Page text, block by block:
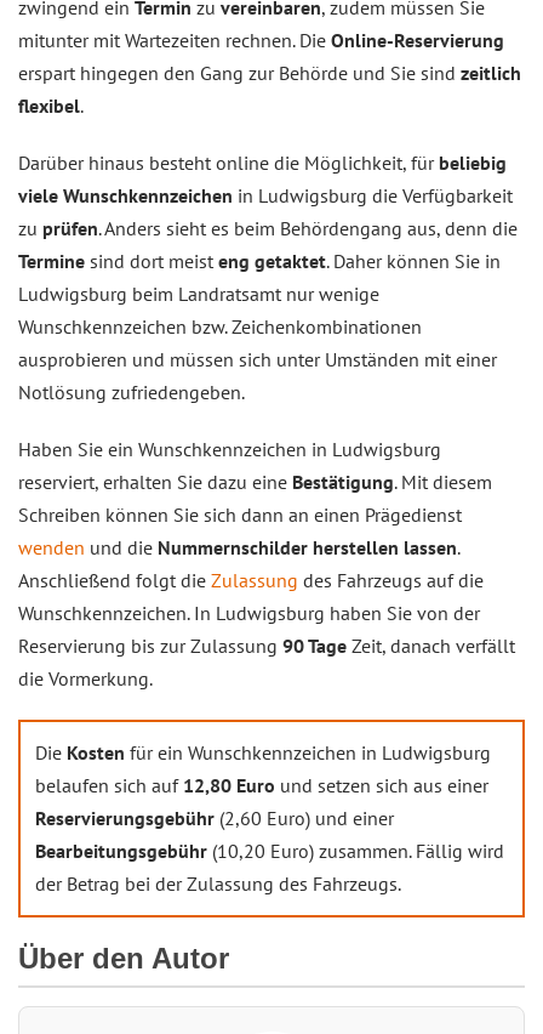
zwingend ein Termin zu vereinbaren, zudem müssen Sie
mitunter mit Wartezeiten rechnen. Die Online-Reservierung
erspart hingegen den Gang zur Behörde und Sie sind zeitlich
flexibel.
Darüber hinaus besteht online die Möglichkeit, für beliebig
viele Wunschkennzeichen in Ludwigsburg die Verfügbarkeit
zu prüfen. Anders sieht es beim Behördengang aus, denn die
Termine sind dort meist eng getaktet. Daher können Sie in
Ludwigsburg beim Landratsamt nur wenige
Wunschkennzeichen bzw. Zeichenkombinationen
ausprobieren und müssen sich unter Umständen mit einer
Notlösung zufriedengeben.
Haben Sie ein Wunschkennzeichen in Ludwigsburg
reserviert, erhalten Sie dazu eine Bestätigung. Mit diesem
Schreiben können Sie sich dann an einen Prägedienst
wenden und die Nummernschilder herstellen lassen.
Anschließend folgt die Zulassung des Fahrzeugs auf die
Wunschkennzeichen. In Ludwigsburg haben Sie von der
Reservierung bis zur Zulassung 90 Tage Zeit, danach verfällt
die Vormerkung.
Die Kosten für ein Wunschkennzeichen in Ludwigsburg
belaufen sich auf 12,80 Euro und setzen sich aus einer
Reservierungsgebühr (2,60 Euro) und einer
Bearbeitungsgebühr (10,20 Euro) zusammen. Fällig wird
der Betrag bei der Zulassung des Fahrzeugs.
Über den Autor